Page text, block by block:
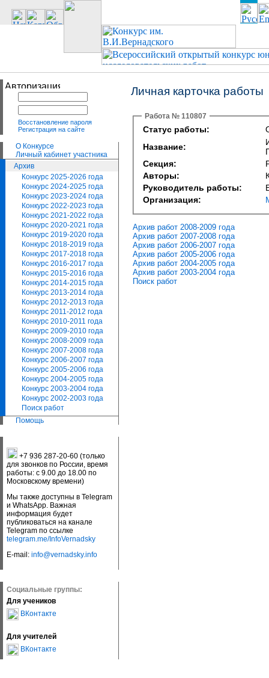
Восстановление пароля
Регистрация на сайте
О Конкурсе
Личный кабинет участника
Архив
Конкурс 2025-2026 года
Конкурс 2024-2025 года
Конкурс 2023-2024 года
Конкурс 2022-2023 года
Конкурс 2021-2022 года
Конкурс 2020-2021 года
Конкурс 2019-2020 года
Конкурс 2018-2019 года
Конкурс 2017-2018 года
Конкурс 2016-2017 года
Конкурс 2015-2016 года
Конкурс 2014-2015 года
Конкурс 2013-2014 года
Конкурс 2012-2013 года
Конкурс 2011-2012 года
Конкурс 2010-2011 года
Конкурс 2009-2010 года
Конкурс 2008-2009 года
Конкурс 2007-2008 года
Конкурс 2006-2007 года
Конкурс 2005-2006 года
Конкурс 2004-2005 года
Конкурс 2003-2004 года
Конкурс 2002-2003 года
Поиск работ
Помощь
+7 936 287-20-60 (только
для звонков по России, время
работы: с 9.00 до 18.00 по
Московскому времени)
Мы также доступны в Telegram
и WhatsApp. Важная
информация будет
публиковаться на канале
Telegram по ссылке
telegram.me/InfoVernadsky
E-mail: info@vernadsky.info
Социальные группы:
Для учеников
ВКонтакте
Для учителей
ВКонтакте
Личная карточка работы
Работа № 110807
Статус работы:
Название:
Секция:
Авторы:
Руководитель работы:
Организация:
Архив работ 2008-2009 года
Архив работ 2007-2008 года
Архив работ 2006-2007 года
Архив работ 2005-2006 года
Архив работ 2004-2005 года
Архив работ 2003-2004 года
Поиск работ